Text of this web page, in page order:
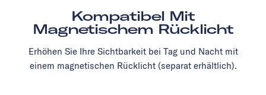
Kompatibel Mit
Magnetischem Rücklicht
Erhöhen Sie Ihre Sichtbarkeit bei Tag und Nacht mit
einem magnetischen Rücklicht (separat erhältlich).